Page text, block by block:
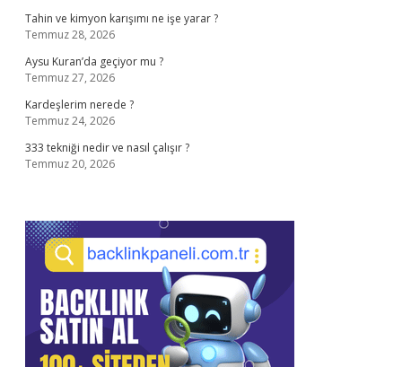
Tahin ve kimyon karışımı ne işe yarar ?
Temmuz 28, 2026
Aysu Kuran’da geçiyor mu ?
Temmuz 27, 2026
Kardeşlerim nerede ?
Temmuz 24, 2026
333 tekniği nedir ve nasıl çalışır ?
Temmuz 20, 2026